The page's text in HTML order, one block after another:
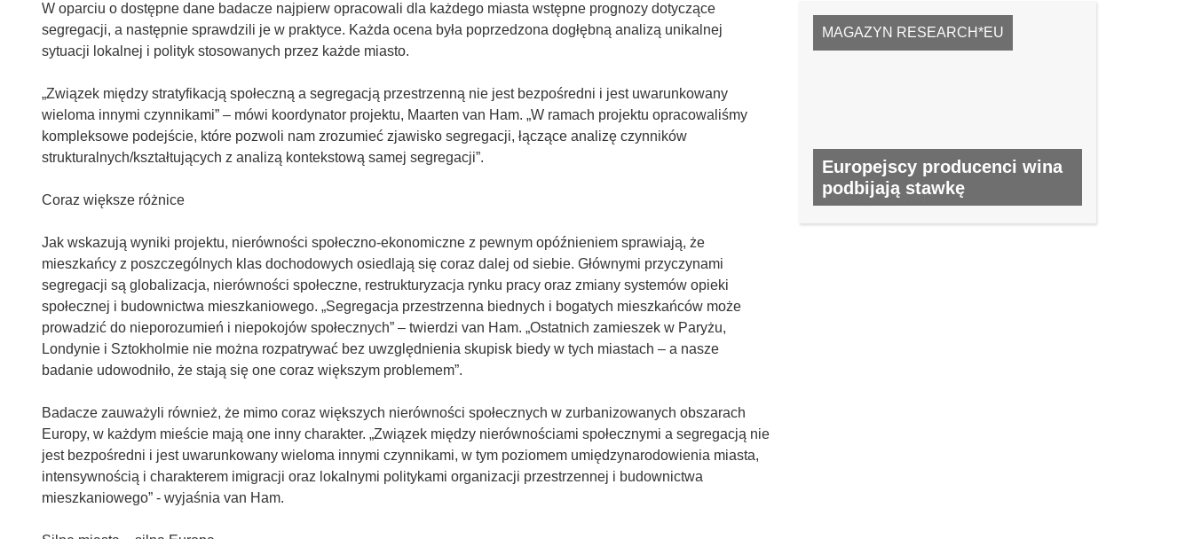
W oparciu o dostępne dane badacze najpierw opracowali dla każdego miasta wstępne prognozy dotyczące
segregacji, a następnie sprawdzili je w praktyce. Każda ocena była poprzedzona dogłębną analizą unikalnej
sytuacji lokalnej i polityk stosowanych przez każde miasto.
„Związek między stratyfikacją społeczną a segregacją przestrzenną nie jest bezpośredni i jest uwarunkowany
wieloma innymi czynnikami” – mówi koordynator projektu, Maarten van Ham. „W ramach projektu opracowaliśmy
kompleksowe podejście, które pozwoli nam zrozumieć zjawisko segregacji, łączące analizę czynników
strukturalnych/kształtujących z analizą kontekstową samej segregacji”.
Coraz większe różnice
Jak wskazują wyniki projektu, nierówności społeczno-ekonomiczne z pewnym opóźnieniem sprawiają, że
mieszkańcy z poszczególnych klas dochodowych osiedlają się coraz dalej od siebie. Głównymi przyczynami
segregacji są globalizacja, nierówności społeczne, restrukturyzacja rynku pracy oraz zmiany systemów opieki
społecznej i budownictwa mieszkaniowego. „Segregacja przestrzenna biednych i bogatych mieszkańców może
prowadzić do nieporozumień i niepokojów społecznych” – twierdzi van Ham. „Ostatnich zamieszek w Paryżu,
Londynie i Sztokholmie nie można rozpatrywać bez uwzględnienia skupisk biedy w tych miastach – a nasze
badanie udowodniło, że stają się one coraz większym problemem”.
Badacze zauważyli również, że mimo coraz większych nierówności społecznych w zurbanizowanych obszarach
Europy, w każdym mieście mają one inny charakter. „Związek między nierównościami społecznymi a segregacją nie
jest bezpośredni i jest uwarunkowany wieloma innymi czynnikami, w tym poziomem umiędzynarodowienia miasta,
intensywnością i charakterem imigracji oraz lokalnymi politykami organizacji przestrzennej i budownictwa
mieszkaniowego” - wyjaśnia van Ham.
MAGAZYN RESEARCH*EU
Europejscy producenci wina
podbijają stawkę
NR 63, CZERWIEC 2017